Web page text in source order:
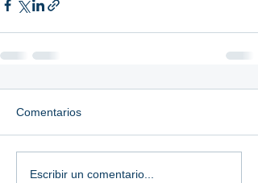
Comentarios
Escribir un comentario...